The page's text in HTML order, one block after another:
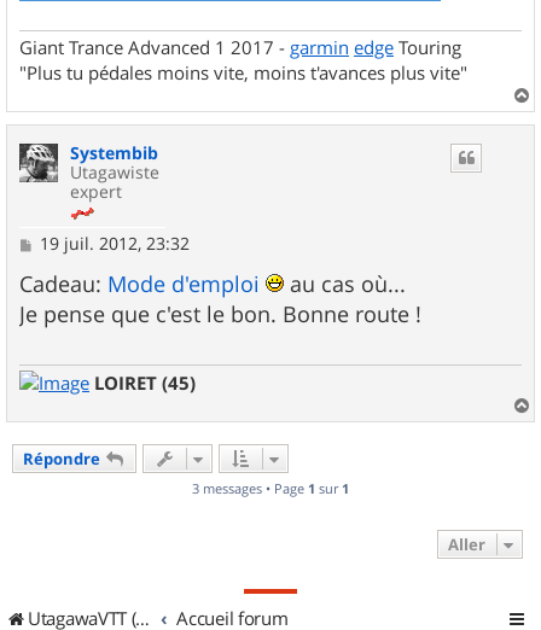
Giant Trance Advanced 1 2017 - garmin edge Touring
"Plus tu pédales moins vite, moins t'avances plus vite"
a
Systembib
Utagawiste
expert
M
s
s
a
19 juil. 2012, 23:32
Cadeau: Mode d'emploi
au cas où...
Je pense que c'est le bon. Bonne route !
LOIRET (45)
a
Répondre
3 messages • Page 1 sur 1
Aller
UtagawaVTT (Randos VTT et VTTAE avec traces GPS) Accueil forum